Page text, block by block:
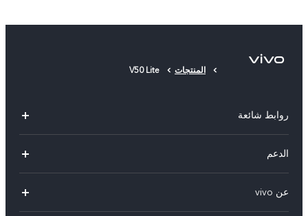
المنتجات V50 Lite
روابط شائعة
V29 Lite
Y27s
الدعم
مركز خدمات
عن vivo